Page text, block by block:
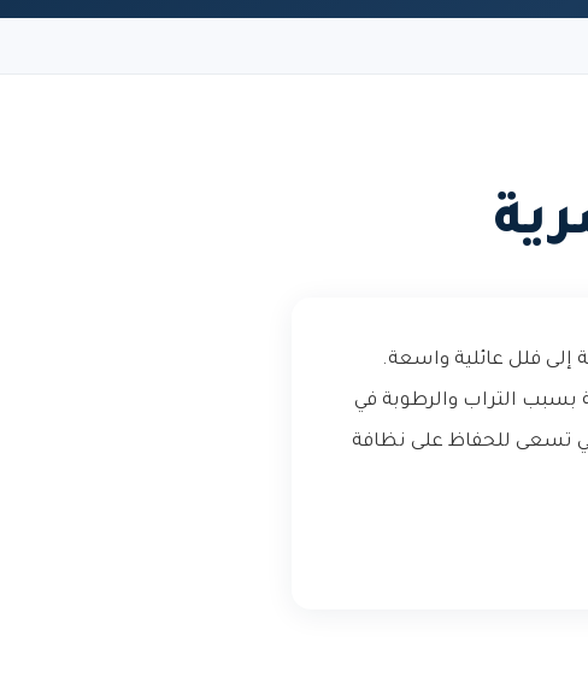
إلى فلل عائلية واسعة.
بسبب التراب والرطوبة في
تسعى للحفاظ على نظافة